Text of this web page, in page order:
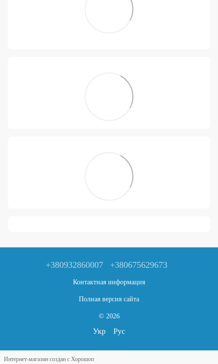
+380932860007 +380675629673
Контактная информация
Полная версия сайта
© 2026
Укр Рус
Интернет-магазин создан с Хорошоп